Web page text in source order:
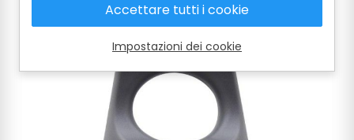
Accettare tutti i cookie
Impostazioni dei cookie